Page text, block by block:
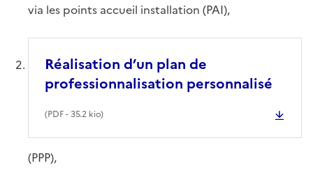
via les points accueil installation (PAI),
Réalisation d’un plan de
professionnalisation personnalisé
(PDF- 35.2 kio)
(PPP),